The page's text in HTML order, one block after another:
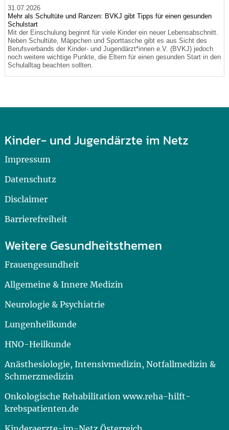
31.07.2026
Mehr als Schultüte und Ranzen: BVKJ gibt Tipps für einen gesunden
Schulstart
Mit der Einschulung beginnt für viele Kinder ein neuer Lebensabschnitt.
Neben Schultüte, Mäppchen und Sporttasche gibt es aus Sicht des
Berufsverbands der Kinder- und Jugendärzt*innen e.V. (BVKJ) jedoch
noch weitere wichtige Punkte, die Eltern für einen gesunden Start in den
Schulalltag beachten sollten.
Kinder- und Jugendärzte im Netz
Impressum
Datenschutz
Disclaimer
Barrierefreiheit
Weitere Gesundheitsthemen
Frauengesundheit
Allgemeine & Innere Medizin
Neurologie & Psychiatrie
Lungenheilkunde
HNO-Heilkunde
Anästhesiologie, Intensivmedizin, Notfallmedizin &
Schmerzmedizin
Onkologische Rehabilitation www.reha-hilft-
krebspatienten.de